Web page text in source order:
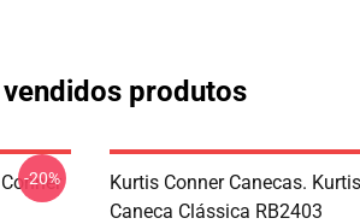
produtos
-20%
Kurtis Conner Canecas.
Caneca Clássica RB2403